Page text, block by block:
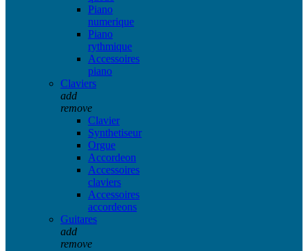
Piano
numerique
Piano
rythmique
Accessoires
piano
Claviers
add
remove
Clavier
Synthetiseur
Orgue
Accordeon
Accessoires
claviers
Accessoires
accordeons
Guitares
add
remove